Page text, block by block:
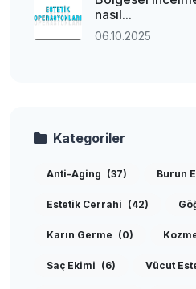
nasıl...
06.10.2025
Kategoriler
Anti-Aging (37) Burun
Estetik Cerrahi (42)
Karın Germe (0)
Saç Ekimi (6) Vücut